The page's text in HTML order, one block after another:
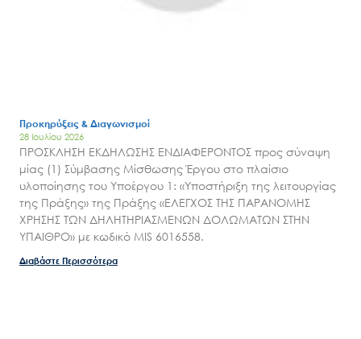
Προκηρύξεις & Διαγωνισμοί
28 Ιουλίου 2026
ΠΡΟΣΚΛΗΣΗ ΕΚΔΗΛΩΣΗΣ ΕΝΔΙΑΦΕΡΟΝΤΟΣ προς σύναψη
μίας (1) Σύμβασης Μίσθωσης Έργου στο πλαίσιο
υλοποίησης του Υποέργου 1: «Υποστήριξη της λειτουργίας
της Πράξης» της Πράξης «ΕΛΕΓΧΟΣ ΤΗΣ ΠΑΡΑΝΟΜΗΣ
ΧΡΗΣΗΣ ΤΩΝ ΔΗΛΗΤΗΡΙΑΣΜΕΝΩΝ ΔΟΛΩΜΑΤΩΝ ΣΤΗΝ
ΥΠΑΙΘΡΟ» με κωδικό MIS 6016558.
Διαβάστε Περισσότερα